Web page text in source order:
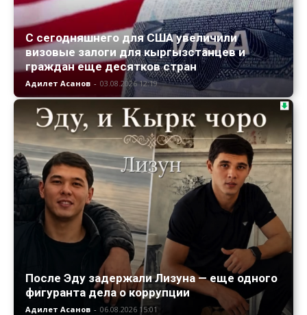
С сегодняшнего для США увеличили
визовые залоги для кыргызстанцев и
граждан еще десятков стран
Адилет Асанов - 03.08.2026 12:19
После Эду задержали Лизуна — еще одного
фигуранта дела о коррупции
Адилет Асанов - 06.08.2026 15:01